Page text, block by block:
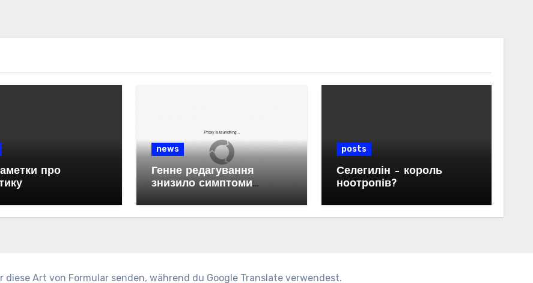
про
news
Генне редагування
знизило симптоми
мишей
posts
Селегилін – король
ноотропів?
Art von Formular senden, während du Google Translate verwendest.